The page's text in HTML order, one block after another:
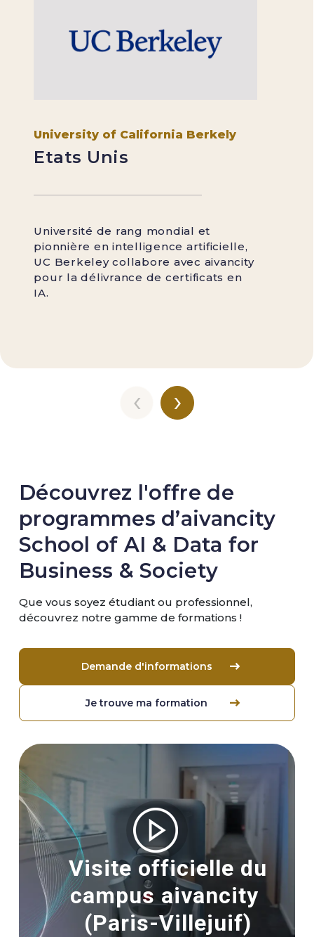
University of California Berkely
Etats Unis
Université de rang mondial et
pionnière en intelligence artificielle,
UC Berkeley collabore avec aivancity
pour la délivrance de certificats en
IA.
‹ ›
Découvrez l'offre de
programmes d’aivancity
School of AI & Data for
Business & Society
Que vous soyez étudiant ou professionnel,
découvrez notre gamme de formations !
Demande d'informations
Je trouve ma formation
Image
Visite officielle du
campus aivancity
(Paris-Villejuif)